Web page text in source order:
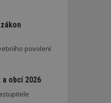
povolení
obcí 2026